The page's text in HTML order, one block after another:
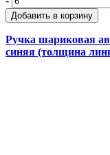
Добавить в корзину
Ручка шариковая
синяя (толщина